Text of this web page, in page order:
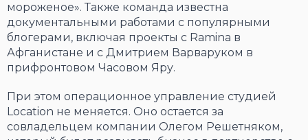
мороженое». Также команда известна
документальными работами с популярными
блогерами, включая проекты с Ramina в
Афганистане и с Дмитрием Варваруком в
прифронтовом Часовом Яру.
При этом операционное управление студией
Location не меняется. Оно остается за
совладельцем компании Олегом Решетняком,